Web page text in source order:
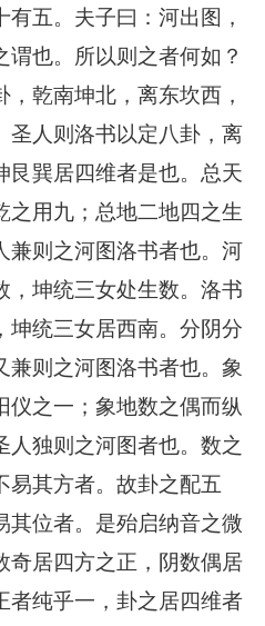
五。夫子曰：河出图，
也。所以则之者何如？
乾南坤北，离东坎西，
圣人则洛书以定八卦，离
艮巽居四维者是也。总天
之用九；总地二地四之生
兼则之河图洛书者也。河
，坤统三女处生数。洛书
坤统三女居西南。分阴分
兼则之河图洛书者也。象
仪之一；象地数之偶而纵
人独则之河图者也。数之
易其方者。故卦之配五
其位者。是殆启纳音之微
奇居四方之正，阴数偶居
者纯乎一，卦之居四维者